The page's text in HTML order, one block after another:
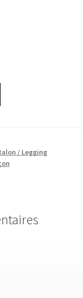
/ Legging